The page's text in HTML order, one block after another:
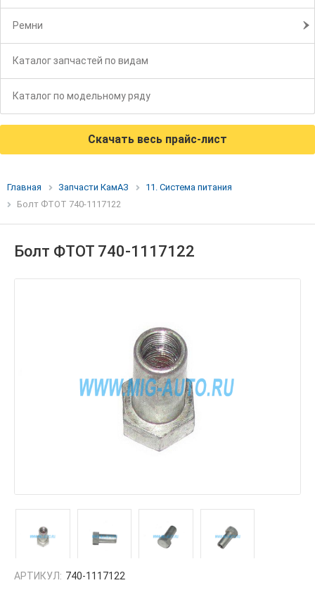
Ремни
Каталог запчастей по видам
Каталог по модельному ряду
Скачать весь прайс-лист
Главная Запчасти КамАЗ
11. Система питания
Болт ФТОТ 740-1117122
Болт ФТОТ 740-1117122
АРТИКУЛ: 740-1117122